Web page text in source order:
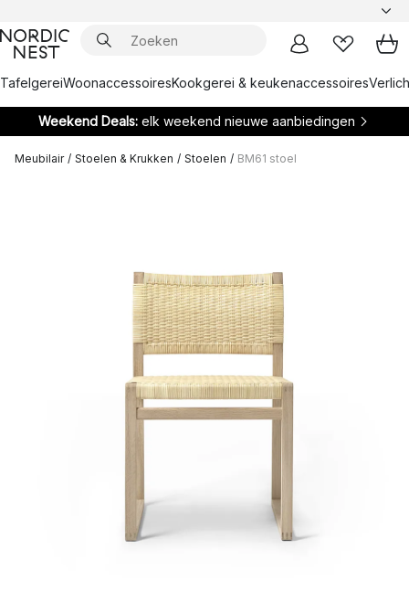
TafelgereiWoonaccessoiresKookgerei & keukenaccessoires
Weekend Deals: elk weekend nieuwe aanbiedingen
Meubilair / Stoelen & Krukken / Stoelen / BM61 stoel